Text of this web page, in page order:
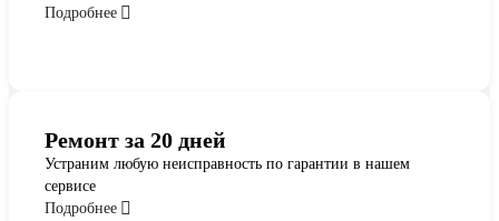
Подробнее
Ремонт за 20 дней
Устраним любую неисправность по гарантии в нашем
сервисе
Подробнее